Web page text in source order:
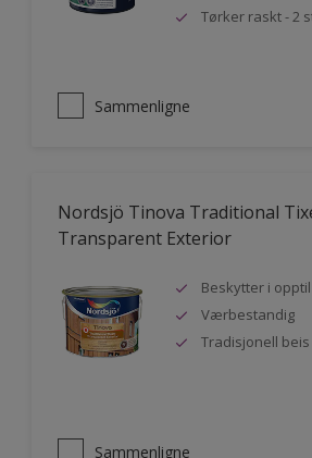
Tørker raskt - 2
Sammenligne
Nordsjö Tinova Traditional
Transparent Exterior
Beskytter i
Værbestandig
Tradisjonell beis
Sammenligne